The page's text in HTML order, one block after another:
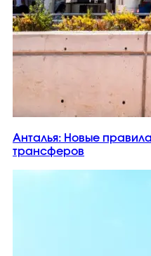
Анталья: Новые
трансферов